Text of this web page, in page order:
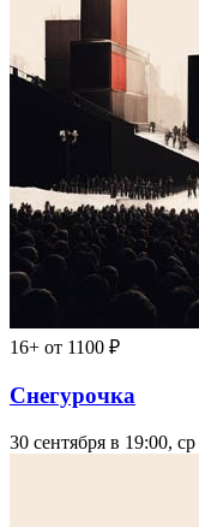
16+ от 1100 ₽
Снегурочка
30 сентября в 19:00, ср